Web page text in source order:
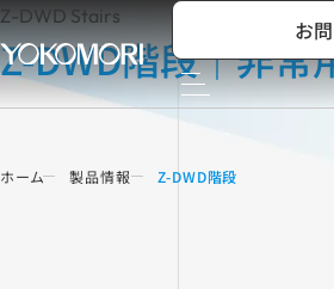
お
Z-DWD Stairs
Z-DWD階段｜非常
ホーム 製品情報 Z-DWD階段